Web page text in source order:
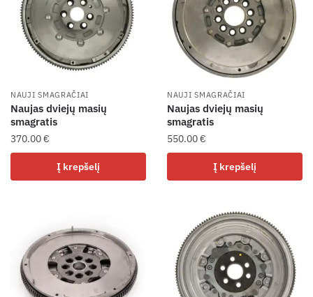
NAUJI SMAGRAČIAI
Naujas dviejų masių
smagratis
370.00€
Į krepšelį
NAUJI SMAGRAČIAI
Naujas dviejų masių
smagratis
550.00€
Į krepšelį